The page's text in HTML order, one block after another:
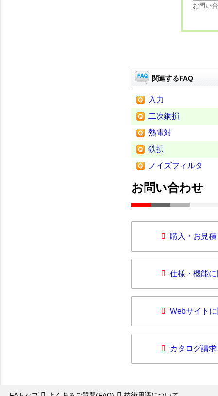
お問い
関連するFAQ
入力
二次銅損
熱電対
鉄損
ノイズフィルタ
お問い合わせ
購入・お見
仕様・機能
Webサイト
カタログ請求